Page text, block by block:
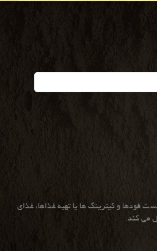
فودها و كیترینگ ها یا تهیه غذاها، غذای
می كند.